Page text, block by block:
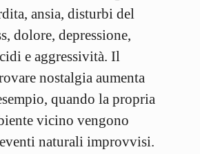
ansia, disturbi del
dolore, depressione,
e aggressività. Il
nostalgia aumenta
quando la propria
vicino vengono
naturali improvvisi.